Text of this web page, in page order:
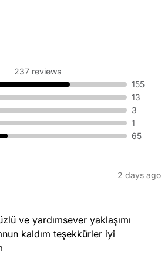
237 reviews
155
13
3
1
65
2 days ago
ve yardımsever yaklaşımı
kaldım teşekkürler iyi